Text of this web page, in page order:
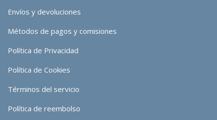
Envíos y devoluciones
Métodos de pagos y comisiones
Política de Privacidad
Política de Cookies
Términos del servicio
Política de reembolso